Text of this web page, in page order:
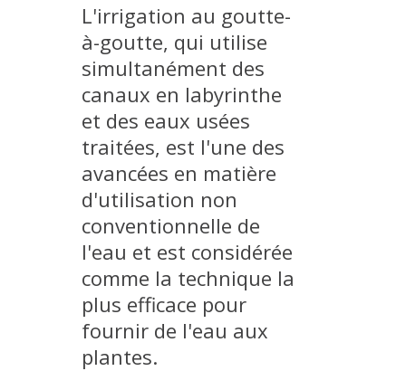
FORMATION CONTINUE
FORMATION DOCTORALE
THÈSES EN COURS
PRODUCTION
MÉTHODES ET OUTILS
LOGICIELS
PUBLICATIONS SUR HAL
WORKING PAPERS
NOTES THÉMATIQUES
NOS TRAVAUX EN VIDÉO
L'irrigation au goutte-
à-goutte, qui utilise
simultanément des
canaux en labyrinthe
et des eaux usées
traitées, est l'une des
avancées en matière
d'utilisation non
conventionnelle de
l'eau et est considérée
comme la technique la
plus efficace pour
fournir de l'eau aux
plantes.